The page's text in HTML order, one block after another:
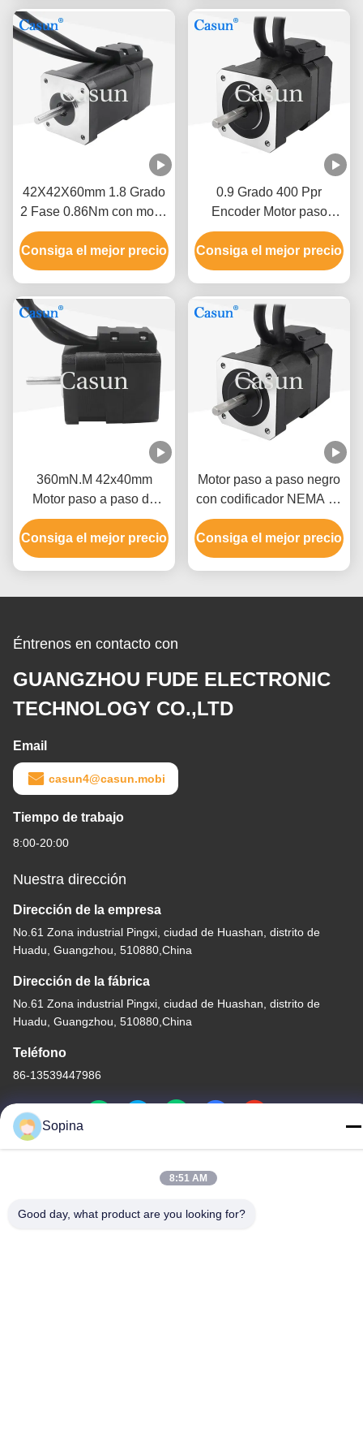
42X42X60mm 1.8 Grado
2 Fase 0.86Nm con motor
paso a paso Nema 17 de
bucle cerrado
Consiga el mejor precio
0.9 Grado 400 Ppr
Encoder Motor paso
440mN.M 42x48mm
Cerrado bucle Nema 17
Consiga el mejor precio
360mN.M 42x40mm
Motor paso a paso de
bucle cerrado Nema 17
con 1000 Ppr Encoder
para equipos de
Consiga el mejor precio
Motor paso a paso negro
con codificador NEMA 17
340mN.M 1000pps Motor
paso a paso de 4 fases
Consiga el mejor precio
Éntrenos en contacto con
GUANGZHOU FUDE ELECTRONIC
TECHNOLOGY CO.,LTD
Email
casun4@casun.mobi
Tiempo de trabajo
8:00-20:00
Nuestra dirección
Dirección de la empresa
No.61 Zona industrial Pingxi, ciudad de Huashan, distrito de
Huadu, Guangzhou, 510880,China
Dirección de la fábrica
No.61 Zona industrial Pingxi, ciudad de Huashan, distrito de
Huadu, Guangzhou, 510880,China
Teléfono
86-13539447986
Buena calidad de China motor paso a paso híbrido Proveedor. ©
TECHNOLOGY CO.,LTD . Todos los derechos reservados.
Sopina
8:51 AM
Good day, what product are you looking for?